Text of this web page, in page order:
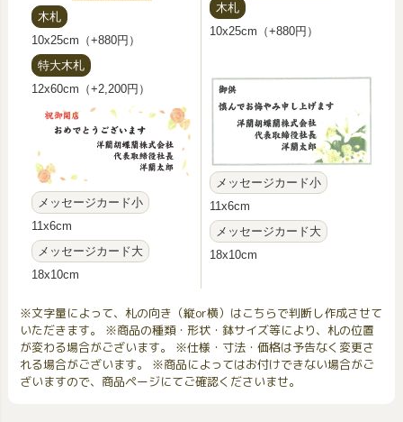
木札
10x25cm（+880円）
特大木札
12x60cm（+2,200円）
メッセージカード小
11x6cm
メッセージカード大
18x10cm
木札
10x25cm（+880円）
メッセージカード小
11x6cm
メッセージカード大
18x10cm
※文字量によって、札の向き（縦or横）はこちらで判断し作成させて
いただきます。 ※商品の種類・形状・鉢サイズ等により、札の位置
が変わる場合がございます。 ※仕様・寸法・価格は予告なく変更さ
れる場合がございます。 ※商品によってはお付けできない場合がご
ざいますので、商品ページにてご確認くださいませ。